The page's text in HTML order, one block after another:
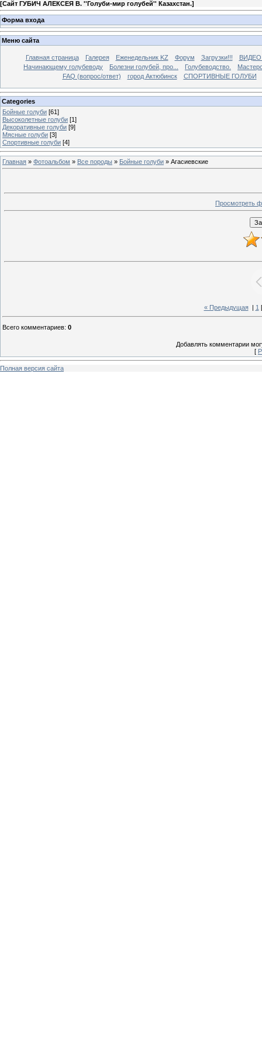
[Сайт ГУБИЧ АЛЕКСЕЯ В. ''Голуби-мир голубей'' Казахстан.]
Форма входа
Меню сайта
Главная страница Галерея Еженедельник KZ Форум Загрузки!!!
Начинающему голубеводу
Болезни голубей, про... Голубеводство.
FAQ (вопрос/ответ)
город Актюбинск СПОРТИВНЫЕ ГОЛУБИ
Categories
Бойные голуби [61]
Высоколетные голуби [1]
Декоративные голуби [9]
Мясные голуби [3]
Спортивные голуби [4]
Главная » Фотоальбом » Все породы » Бойные голуби » Агасиевские
Просмотреть
« Предыдущая| 1 [
Всего комментариев: 0
Добавлять комментарии
[
Полная версия сайта